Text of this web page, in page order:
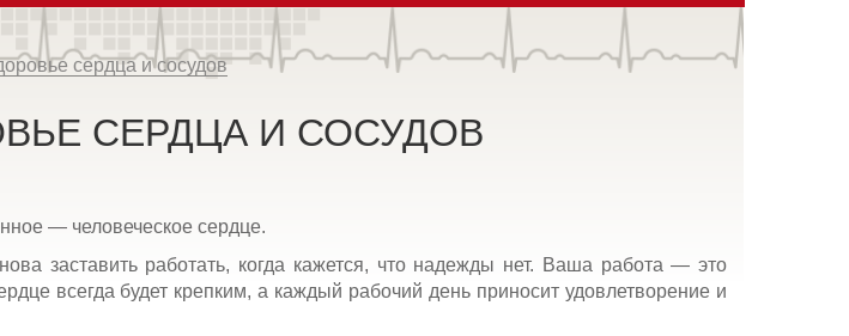
сердца и сосудов
СЕРДЦА И СОСУДОВ
— человеческое сердце.
заставить работать, когда кажется, что надежды нет. Ваша работа — это
всегда будет крепким, а каждый рабочий день приносит удовлетворение и